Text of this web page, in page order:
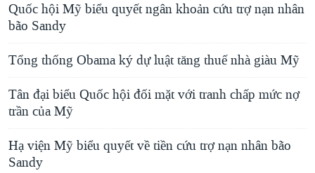
Quốc hội Mỹ biểu quyết ngân khoản cứu trợ nạn nhân
bão Sandy
Tổng thống Obama ký dự luật tăng thuế nhà giàu Mỹ
Tân đại biểu Quốc hội đối mặt với tranh chấp mức nợ
trần của Mỹ
Hạ viện Mỹ biểu quyết về tiền cứu trợ nạn nhân bão
Sandy